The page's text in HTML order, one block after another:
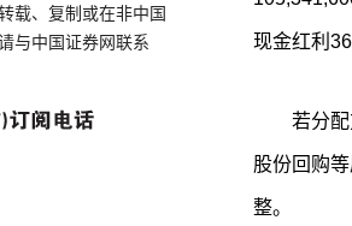
载、复制或在非中国
与中国证券网联系
现金红利
若分
股份回购
整。